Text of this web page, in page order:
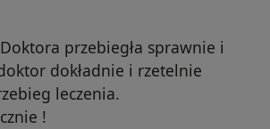
przebiegła sprawnie i
dokładnie i rzetelnie
leczenia.
!